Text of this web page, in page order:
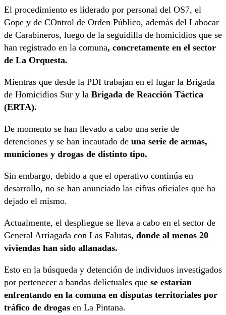
El procedimiento es liderado por personal del OS7, el
Gope y de COntrol de Orden Público, además del Labocar
de Carabineros, luego de la seguidilla de homicidios que se
han registrado en la comuna, concretamente en el sector
de La Orquesta.
Mientras que desde la PDI trabajan en el lugar la Brigada
de Homicidios Sur y la Brigada de Reacción Táctica
(ERTA).
De momento se han llevado a cabo una serie de
detenciones y se han incautado de una serie de armas,
municiones y drogas de distinto tipo.
Sin embargo, debido a que el operativo continúa en
desarrollo, no se han anunciado las cifras oficiales que ha
dejado el mismo.
Actualmente, el despliegue se lleva a cabo en el sector de
General Arriagada con Las Falutas, donde al menos 20
viviendas han sido allanadas.
Esto en la búsqueda y detención de individuos investigados
por pertenecer a bandas delictuales que se estarían
enfrentando en la comuna en disputas territoriales por
tráfico de drogas en La Pintana.